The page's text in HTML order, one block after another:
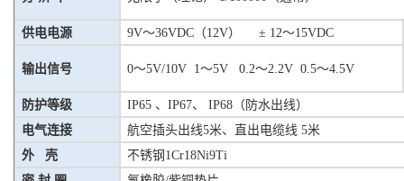
供电电源 9V～36VDC（12V） ± 12～15VDC
输出信号 0～5V/10V 1～5V 0.2～2.2V 0.5～4.5V
防护等级
IP65 、IP67、 IP68（防水出线）
电气连接
航空插头出线5米、直出电缆线 5米
外 壳
不锈钢1Cr18Ni9Ti